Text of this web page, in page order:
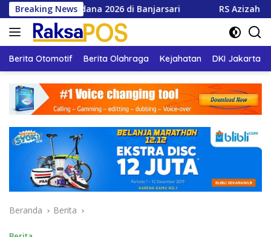
Langsung
ke
konten
Breaking News
Perdana 2026 di Banjarsari RS Azizah Layani 66 Ribu
Berita Otomotif Berita Olahraga Kejahatan DKI Jakarta
Beranda Berita